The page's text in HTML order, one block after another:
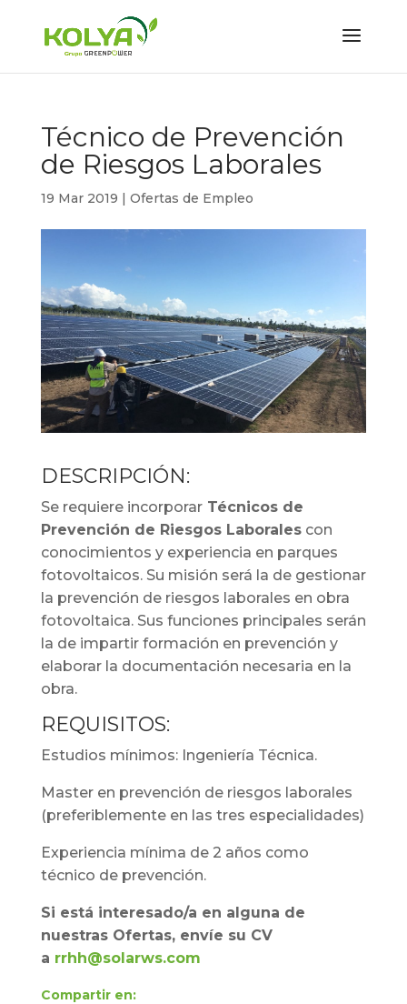
Técnico de Prevención
de Riesgos Laborales
19 Mar 2019 | Ofertas de Empleo
DESCRIPCIÓN:
Se requiere incorporarTécnicos de
Prevención de Riesgos Laboralescon
conocimientos y experiencia en parques
fotovoltaicos. Su misión será la de gestionar
la prevención de riesgos laborales en obra
fotovoltaica. Sus funciones principales serán
la de impartir formación en prevención y
elaborar la documentación necesaria en la
obra.
REQUISITOS:
Estudios mínimos: Ingeniería Técnica.
Master en prevención de riesgos laborales
(preferiblemente en las tres especialidades)
Experiencia mínima de 2 años como
técnico de prevención.
Si está interesado/a en alguna de
nuestras Ofertas, envíe su CV
a rrhh@solarws.com
Compartir en: